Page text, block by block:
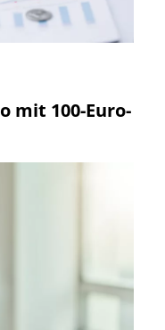
mit 100-Euro-